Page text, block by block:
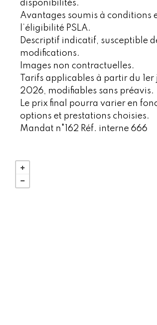
disponibilités.
Avantages soumis à conditions
l’éligibilité PSLA.
Descriptif indicatif, susceptible
modifications.
Images non contractuelles.
Tarifs applicables à partir du
2026, modifiables sans préavis.
Le prix final pourra varier en
options et prestations choisies.
Mandat n°162 Réf. interne 666